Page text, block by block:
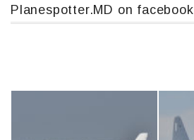
Planespotter.MD on facebook